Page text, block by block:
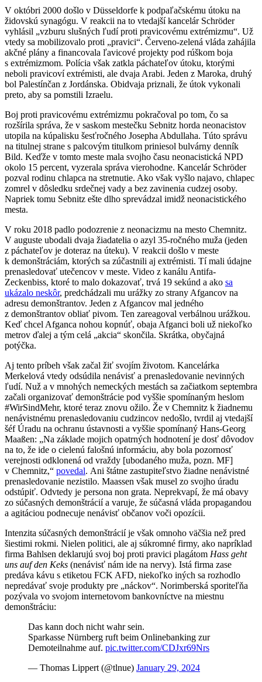
V októbri 2000 došlo v Düsseldorfe k podpaľačskému útoku na
židovskú synagógu. V reakcii na to vtedajší kancelár Schröder
vyhlásil „vzburu slušných ľudí proti pravicovému extrémizmu“. Už
vtedy sa mobilizovalo proti „pravici“. Červeno-zelená vláda zahájila
akčné plány a financovala ľavicové projekty pod rúškom boja
s extrémizmom. Polícia však zatkla páchateľov útoku, ktorými
neboli pravicoví extrémisti, ale dvaja Arabi. Jeden z Maroka, druhý
bol Palestínčan z Jordánska. Obidvaja priznali, že útok vykonali
preto, aby sa pomstili Izraelu.
Boj proti pravicovému extrémizmu pokračoval po tom, čo sa
rozšírila správa, že v saskom mestečku Sebnitz horda neonacistov
utopila na kúpalisku šesťročného Josepha Abdullaha. Túto správu
na titulnej strane s palcovým titulkom priniesol bulvárny denník
Bild. Keďže v tomto meste mala svojho času neonacistická NPD
okolo 15 percent, vyzerala správa vierohodne. Kancelár Schröder
pozval rodinu chlapca na stretnutie. Ako však vyšlo najavo, chlapec
zomrel v dôsledku srdečnej vady a bez zavinenia cudzej osoby.
Napriek tomu Sebnitz ešte dlho sprevádzal imidž neonacistického
mesta.
V roku 2018 padlo podozrenie z neonacizmu na mesto Chemnitz.
V auguste ubodali dvaja žiadatelia o azyl 35-ročného muža (jeden
z páchateľov je doteraz na úteku). V reakcii došlo v meste
k demonštráciám, ktorých sa zúčastnili aj extrémisti. Tí mali údajne
prenasledovať utečencov v meste. Video z kanálu Antifa-
Zeckenbiss, ktoré to malo dokazovať, trvá 19 sekúnd a ako sa
ukázalo neskôr, predchádzali mu urážky zo strany Afgancov na
adresu demonštrantov. Jeden z Afgancov mal jedného
z demonštrantov obliať pivom. Ten zareagoval verbálnou urážkou.
Keď chcel Afganca nohou kopnúť, obaja Afganci boli už niekoľko
metrov ďalej a tým celá „akcia“ skončila. Skrátka, obyčajná
potýčka.
Aj tento príbeh však začal žiť svojím životom. Kancelárka
Merkelová vtedy odsúdila nenávisť a prenasledovanie nevinných
ľudí. Nuž a v mnohých nemeckých mestách sa začiatkom septembra
začali organizovať demonštrácie pod vyššie spomínaným heslom
#WirSindMehr, ktoré teraz znovu ožilo. Že v Chemnitz k žiadnemu
nenávistnému prenasledovaniu cudzincov nedošlo, tvrdil aj vtedajší
šéf Úradu na ochranu ústavnosti a vyššie spomínaný Hans-Georg
Maaßen: „Na základe mojich opatrných hodnotení je dosť dôvodov
na to, že ide o cielenú falošnú informáciu, aby bola pozornosť
verejnosti odklonená od vraždy [ubodaného muža, pozn. MF]
v Chemnitz,“ povedal. Ani štátne zastupiteľstvo žiadne nenávistné
prenasledovanie nezistilo. Maassen však musel zo svojho úradu
odstúpiť. Odvtedy je persona non grata. Neprekvapí, že má obavy
zo súčasných demonštrácií a varuje, že súčasná vláda propagandou
a agitáciou podnecuje nenávisť občanov voči opozícii.
Intenzita súčasných demonštrácií je však omnoho väčšia než pred
šiestimi rokmi. Nielen politici, ale aj súkromné firmy, ako napríklad
firma Bahlsen deklarujú svoj boj proti pravici plagátom Hass geht
uns auf den Keks (nenávisť nám ide na nervy). Istá firma zase
predáva kávu s etiketou FCK AFD, niekoľko iných sa rozhodlo
nepredávať svoje produkty pre „náckov“. Norimberská sporiteľňa
pozývala vo svojom internetovom bankovníctve na miestnu
demonštráciu:
Das kann doch nicht wahr sein.
Sparkasse Nürnberg ruft beim Onlinebanking zur
Demoteilnahme auf. pic.twitter.com/CDJxr69Nrs
— Thomas Lippert (@tlnue) January 29, 2024